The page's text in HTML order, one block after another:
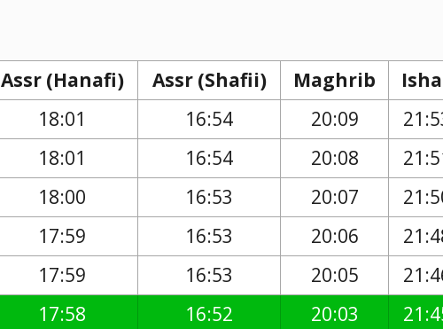
Assr (Hanafi) Assr (Shafii) Maghrib
18:01 16:54 20:09
18:01 16:54 20:08
18:00 16:53 20:07
17:59 16:53 20:06
17:59 16:53 20:05
17:58 16:52 20:03